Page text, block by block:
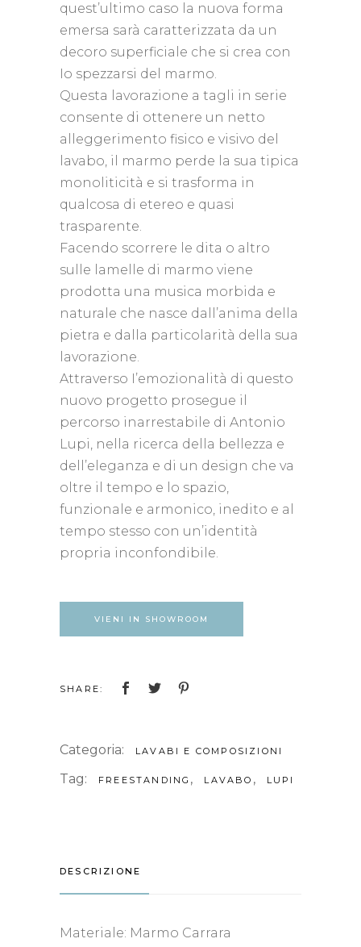
quest’ultimo caso la nuova forma
emersa sarà caratterizzata da un
decoro superficiale che si crea con
Io spezzarsi del marmo.‎
Questa lavorazione a tagli in serie
consente di ottenere un netto
alleggerimento fisico e visivo del
lavabo, il marmo perde la sua tipica
monoliticità e si trasforma in
qualcosa di etereo e quasi
trasparente.‎
Facendo scorrere le dita o altro
sulle lamelle di marmo viene
prodotta una musica morbida e
naturale che nasce dall’anima della
pietra e dalla particolarità della sua
lavorazione.‎
Attraverso I’emozionalità di questo
nuovo progetto prosegue il
percorso inarrestabile di Antonio
Lupi, nella ricerca della bellezza e
dell’eleganza e di un design che va
oltre il tempo e lo spazio,
funzionale e armonico, inedito e al
tempo stesso con un’identità
propria inconfondibile.‎
VIENI IN SHOWROOM
SHARE:
Categoria: LAVABI E COMPOSIZIONI
Tag: FREESTANDING , LAVABO , LUPI
DESCRIZIONE
Materiale: Marmo Carrara